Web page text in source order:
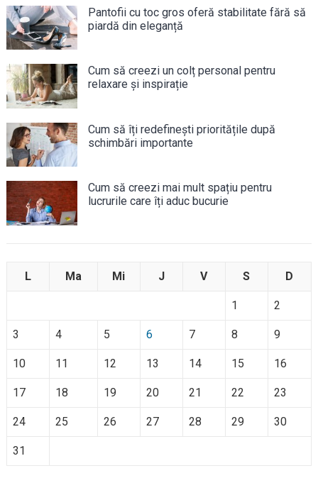
Pantofii cu toc gros oferă stabilitate fără să
piardă din eleganță
Cum să creezi un colț personal pentru
relaxare și inspirație
Cum să îți redefinești prioritățile după
schimbări importante
Cum să creezi mai mult spațiu pentru
lucrurile care îți aduc bucurie
L Ma Mi J V S D
1 2
3 4 5 6 7 8 9
10 11 12 13 14 15 16
17 18 19 20 21 22 23
24 25 26 27 28 29 30
31